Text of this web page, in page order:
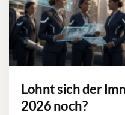
Lohnt sich der
2026 noch?